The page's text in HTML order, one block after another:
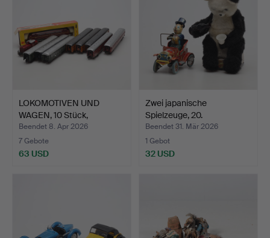
LOKOMOTIVEN UND
WAGEN, 10 Stück,
Fleischma…
Beendet 8. Apr 2026
7 Gebote
63 USD
Zwei japanische
Spielzeuge, 20.
Jahrhunder…
Beendet 31. Mär 2026
1 Gebot
32 USD